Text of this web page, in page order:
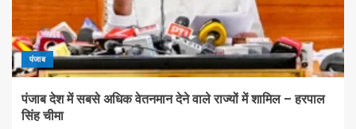
पंजाब
पंजाब देश में सबसे अधिक वेतनमान देने वाले राज्यों में शामिल – हरपाल
सिंह चीमा